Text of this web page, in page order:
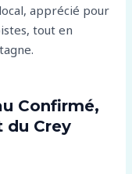
apprécié pour
tout en
Confirmé,
du Crey